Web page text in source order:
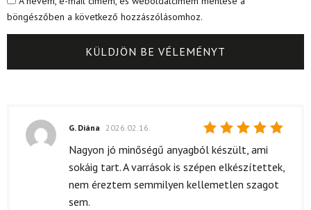
böngészőben a következő hozzászólásomhoz.
Értékelés:
G. Diána 2026.02.16.
Nagyon jó minőségű anyagból készült, ami
sokáig tart. A varrások is szépen elkészítettek,
nem éreztem semmilyen kellemetlen szagot
sem.